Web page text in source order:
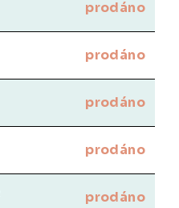
prodáno
prodáno
prodáno
prodáno
prodáno